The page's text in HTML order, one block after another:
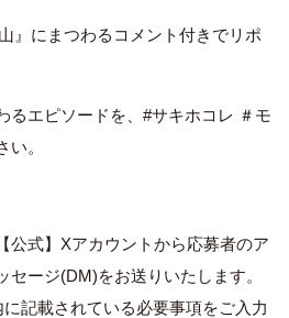
』にまつわるコメント付きでリポ
るエピソードを、#サキホコレ ＃モ
い。
公式】Xアカウントから応募者のア
セージ(DM)をお送りいたします。
記載されている必要事項をご入力